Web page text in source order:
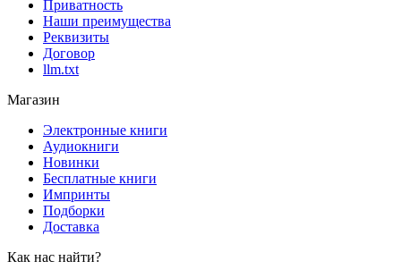
Приватность
Наши преимущества
Реквизиты
Договор
llm.txt
Магазин
Электронные книги
Аудиокниги
Новинки
Бесплатные книги
Импринты
Подборки
Доставка
Как нас найти?